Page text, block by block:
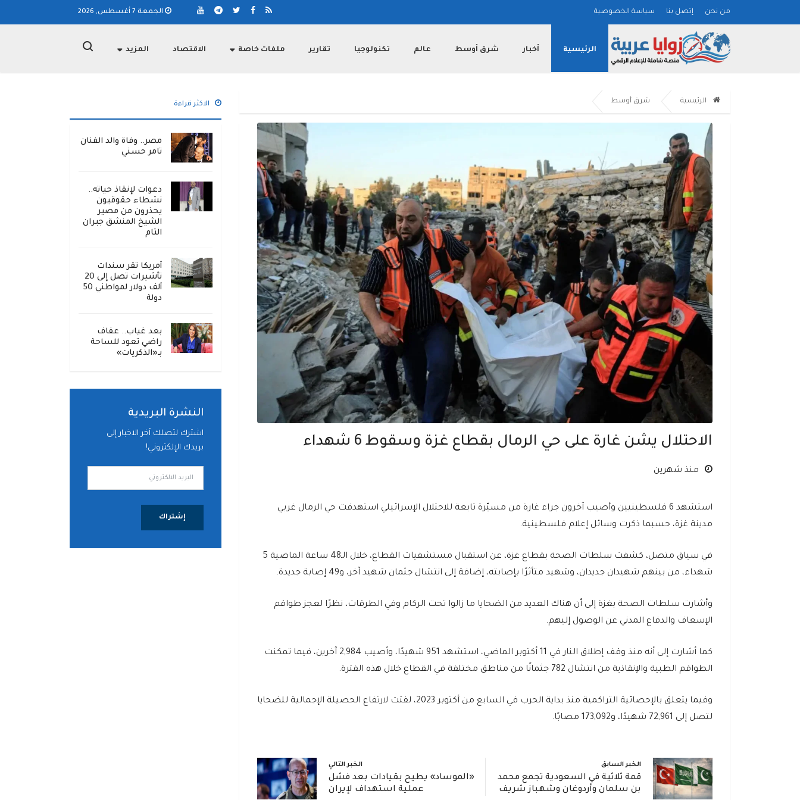
من نحن إتصل بنا سياسة الخصوصية الجمعة 7 أغسطس, 2026
الرئيسية أخبار شرق أوسط عالم تكنولوجيا تقارير ملفات خاصة الاقتصاد المزيد
الرئيسية شرق أوسط
الاحتلال يشن غارة على حي الرمال بقطاع غزة وسقوط 6 شهداء
منذ شهرين
استشهد 6 فلسطينيين وأصيب آخرون جراء غارة من مسيّرة تابعة للاحتلال الإسرائيلي استهدفت حي الرمال غربي
مدينة غزة، حسبما ذكرت وسائل إعلام فلسطينية.
في سياق متصل، كشفت سلطات الصحة بقطاع غزة، عن استقبال مستشفيات القطاع، خلال الـ48 ساعة الماضية 5
شهداء، من بينهم شهيدان جديدان، وشهيد متأثرًا بإصابته، إضافة إلى انتشال جثمان شهيد آخر، و49 إصابة جديدة.
وأشارت سلطات الصحة بغزة إلى أن هناك العديد من الضحايا ما زالوا تحت الركام وفي الطرقات، نظرًا لعجز طواقم
الإسعاف والدفاع المدني عن الوصول إليهم.
كما أشارت إلى أنه منذ وقف إطلاق النار في 11 أكتوبر الماضي، استشهد 951 شهيدًا، وأصيب 2,984 آخرين، فيما تمكنت
الطواقم الطبية والإنقاذية من انتشال 782 جثمانًا من مناطق مختلفة في القطاع خلال هذه الفترة.
وفيما يتعلق بالإحصائية التراكمية منذ بداية الحرب في السابع من أكتوبر 2023، لفتت لارتفاع الحصيلة الإجمالية للضحايا
لتصل إلى 72,961 شهيدًا، و173,092 مصابًا.
الخبر السابق
قمة ثلاثية في السعودية تجمع محمد
بن سلمان وأردوغان وشهباز شريف
الخبر التالي
«الموساد» يطيح بقيادات بعد فشل
عملية استهداف لإيران
الاكثر قراءة
مصر.. وفاة والد الفنان
تامر حسني
دعوات لإنقاذ حياته..
نشطاء حقوقيون
يحذرون من مصير
الشيخ المنشق جبران
التام
أمريكا تقر سندات
تأشيرات تصل إلى 20
ألف دولار لمواطني 50
دولة
بعد غياب.. عفاف
راضي تعود للساحة
بـ«الذكريات»
النشرة البريدية
اشترك لتصلك آخر الاخبار إلى
بريدك الإلكتروني!
إشتراك